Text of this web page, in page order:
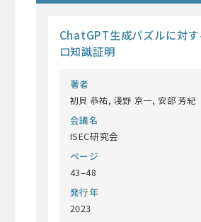
ChatGPT生成パズルに対
ロ知識証明
著者
初貝 恭祐, 淺野 京一, 安部 芳紀
会議名
ISEC研究会
ページ
43–48
発行年
2023